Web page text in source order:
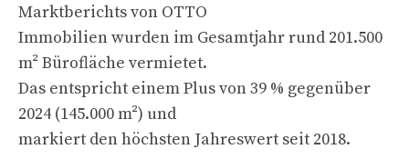
Marktberichts von OTTO
Immobilien wurden im Gesamtjahr rund 201.500
m² Bürofläche vermietet.
Das entspricht einem Plus von 39 % gegenüber
2024 (145.000 m²) und
markiert den höchsten Jahreswert seit 2018.